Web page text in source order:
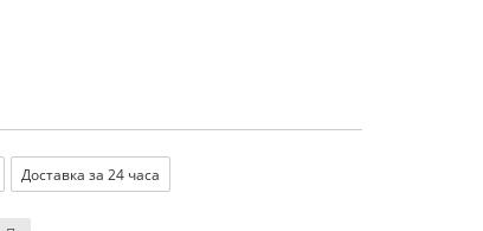
Доставка за 24 часа